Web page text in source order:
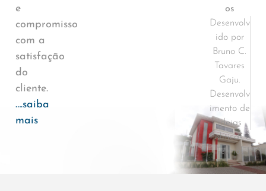
e
compromisso
com a
satisfação
do
cliente.
….saiba
mais
os
Desenvolv
ido por
Bruno C.
Tavares
Gaju.
Desenvolv
imento de
ideias
Políticas e
Termos